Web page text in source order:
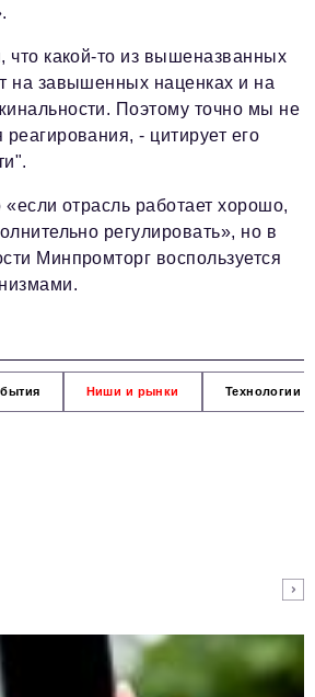
какой-то из вышеназванных
на завышенных наценках и на
Поэтому точно мы не
- цитирует его
отрасль работает хорошо,
регулировать», но в
Минпромторг воспользуется
Ниши и рынки Технологии